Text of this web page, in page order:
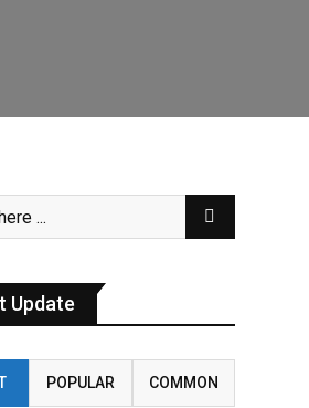
Update
POPULAR COMMON